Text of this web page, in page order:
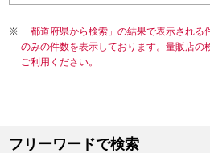
「都道府県から検索」の結果で表示され
のみの件数を表示しております。量販店の
ご利用ください。
フリーワードで検索